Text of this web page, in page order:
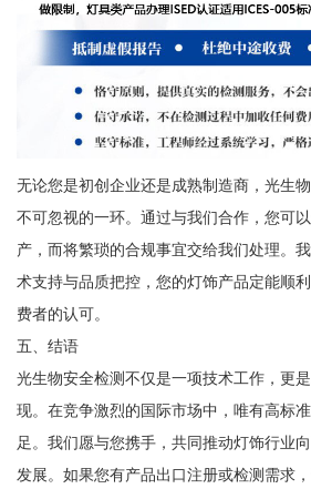
无论您是初创企业还是成熟制造商，光生
不可忽视的一环。通过与我们合作，您可
产，而将繁琐的合规事宜交给我们处理。
术支持与品质把控，您的灯饰产品定能顺
费者的认可。
五、结语
光生物安全检测不仅是一项技术工作，更
现。在竞争激烈的国际市场中，唯有高标
足。我们愿与您携手，共同推动灯饰行业
发展。如果您有产品出口注册或检测需求